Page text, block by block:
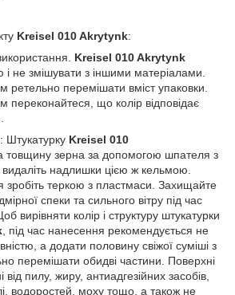
Kreisel 010 Akrytynk:
Kreisel 010 Akrytynk
не змішувати з іншими матеріалами.
ретельно перемішати вміст упаковки.
переконайтеся, що колір відповідає
Штукатурку Kreisel 010
товщину зерна за допомогою шпателя з
видаліть надлишки цією ж кельмою.
зробіть теркою з пластмаси. Захищайте
спеки та сильного вітру під час
вирівняти колір і структуру штукатурки
, під час нанесення рекомендується не
а додати половину свіжої суміші з
перемішати обидві частини. Поверхні
пилу, жиру, антиадгезійних засобів,
водоростей, моху тощо, а також не